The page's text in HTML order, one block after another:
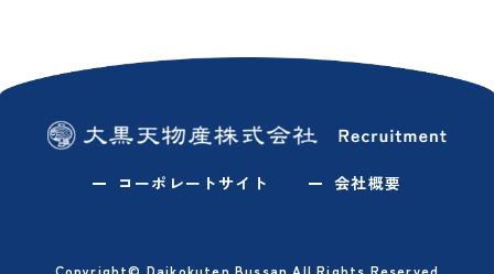
コーポレートサイト 会社概要